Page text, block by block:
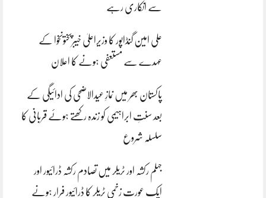
سے انکاری رہے
علی امین گنڈاپور کا وزیراعلیٰ خیبرپختونخوا کے
عہدے سے مستعفی ہونے کا اعلان
پاکستان بھر میں نمازِ عیدالاضحی کی ادائیگی کے
بعد سنتِ ابراہیمی کو زندہ رکھتے ہوئے قربانی کا
سلسلہ شروع
جہلم رکشہ اور ٹریلر میں تصادم رکشہ ڈرائیور اور
ایک عورت زخمی ٹریلر کا ڈرائیور فرار ہونے